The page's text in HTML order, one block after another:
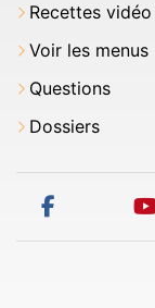
Recettes vidéo
Voir les menus
Questions
Dossiers
facebook